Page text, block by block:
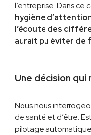
l’entreprise. Dans ce
hygiène
l’écoute des
aurait pu éviter de
Une décision
Nous nous
de santé et d’être.
pilotage